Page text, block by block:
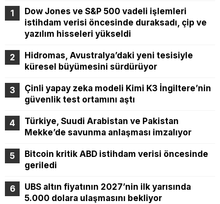
Dow Jones ve S&P 500 vadeli işlemleri
istihdam verisi öncesinde duraksadı, çip ve
yazılım hisseleri yükseldi
Hidromas, Avustralya’daki yeni tesisiyle
küresel büyümesini sürdürüyor
Çinli yapay zeka modeli Kimi K3 İngiltere’nin
güvenlik test ortamını aştı
Türkiye, Suudi Arabistan ve Pakistan
Mekke’de savunma anlaşması imzalıyor
Bitcoin kritik ABD istihdam verisi öncesinde
geriledi
UBS altın fiyatının 2027’nin ilk yarısında
5.000 dolara ulaşmasını bekliyor